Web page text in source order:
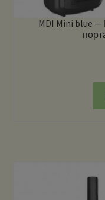
MDI Mini blue